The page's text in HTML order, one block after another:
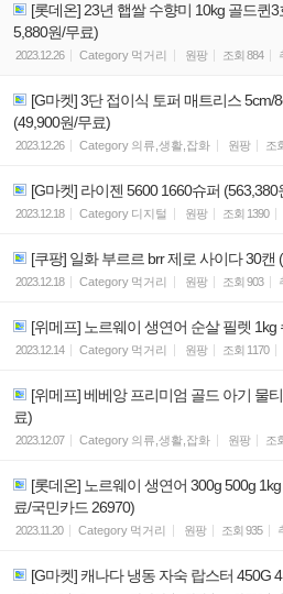
[롯데온] 23년 햅쌀 수향미 10kg 골드퀸
5,880원/무료)
2023.12.26 Category 먹거리 원팡 조회 884
[G마켓] 3단 접이식 토퍼 매트리스
(49,900원/무료)
2023.12.26 Category 의류,생활,잡화 원팡 조
[G마켓] 라이젠 5600 1660슈퍼 (563,380
2023.12.18 Category 디지털 원팡 조회 1390
[쿠팡] 일화 부르르 brr 제로 사이다 30캔
2023.12.18 Category 먹거리 원팡 조회 903
[위메프] 노르웨이 생연어 순살 필렛
2023.12.14 Category 먹거리 원팡 조회 1170
[위메프] 베베앙 프리미엄 골드 아기 물
료)
2023.12.07 Category 의류,생활,잡화 원팡 조
[롯데온] 노르웨이 생연어 300g 500g
료/국민카드 26970)
2023.11.20 Category 먹거리 원팡 조회 935
[G마켓] 캐나다 냉동 자숙 랍스터 450G